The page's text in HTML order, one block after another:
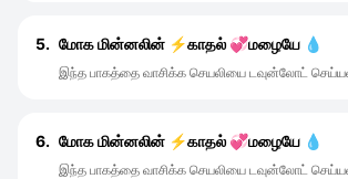
5. மோக மின்னலின் ⚡காதல் 💞மழையே 💧
இந்த பாகத்தை வாசிக்க செயலியை டவுன்லோட்
6. மோக மின்னலின் ⚡காதல் 💞மழையே 💧
இந்த பாகத்தை வாசிக்க செயலியை டவுன்லோட்